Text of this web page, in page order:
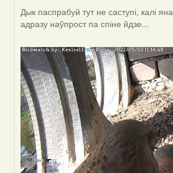
In
reply
by
Harrier
Дык паспрабуй тут не саступі, калі яна
адразу наўпрост па спіне йдзе...